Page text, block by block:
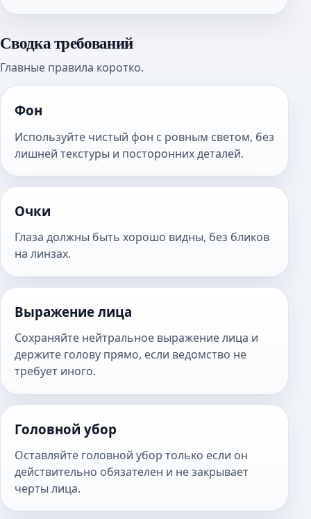
Сводка требований
Главные правила коротко.
Фон
Используйте чистый фон с ровным светом, без
лишней текстуры и посторонних деталей.
Очки
Глаза должны быть хорошо видны, без бликов
на линзах.
Выражение лица
Сохраняйте нейтральное выражение лица и
держите голову прямо, если ведомство не
требует иного.
Головной убор
Оставляйте головной убор только если он
действительно обязателен и не закрывает
черты лица.